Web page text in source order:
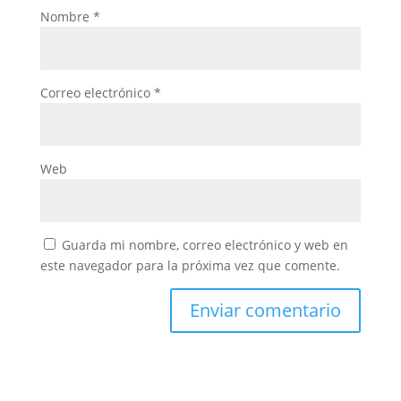
Nombre *
Correo electrónico *
Web
Guarda mi nombre, correo electrónico y web en
este navegador para la próxima vez que comente.